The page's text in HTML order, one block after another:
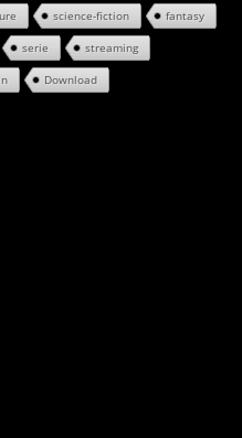
science-fiction fantasy
serie streaming
Download